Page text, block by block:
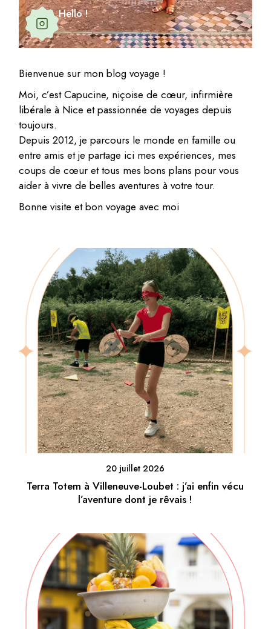
Hello !
Bienvenue sur mon blog voyage !
Moi, c’est Capucine, niçoise de cœur, infirmière
libérale à Nice et passionnée de voyages depuis
toujours.
Depuis 2012, je parcours le monde en famille ou
entre amis et je partage ici mes expériences, mes
coups de cœur et tous mes bons plans pour vous
aider à vivre de belles aventures à votre tour.
Bonne visite et bon voyage avec moi
20 juillet 2026
Terra Totem à Villeneuve-Loubet : j’ai enfin vécu
l’aventure dont je rêvais !